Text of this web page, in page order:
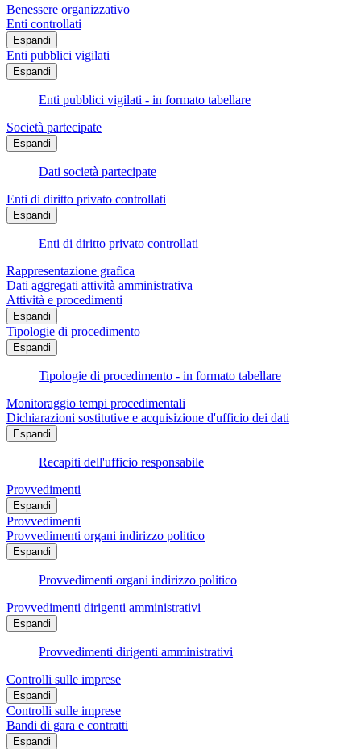
Benessere organizzativo
Enti controllati
Espandi
Enti pubblici vigilati
Espandi
Enti pubblici vigilati - in formato tabellare
Società partecipate
Espandi
Dati società partecipate
Enti di diritto privato controllati
Espandi
Enti di diritto privato controllati
Rappresentazione grafica
Dati aggregati attività amministrativa
Attività e procedimenti
Espandi
Tipologie di procedimento
Espandi
Tipologie di procedimento - in formato tabellare
Monitoraggio tempi procedimentali
Dichiarazioni sostitutive e acquisizione d'ufficio dei dati
Espandi
Recapiti dell'ufficio responsabile
Provvedimenti
Espandi
Provvedimenti
Provvedimenti organi indirizzo politico
Espandi
Provvedimenti organi indirizzo politico
Provvedimenti dirigenti amministrativi
Espandi
Provvedimenti dirigenti amministrativi
Controlli sulle imprese
Espandi
Controlli sulle imprese
Bandi di gara e contratti
Espandi